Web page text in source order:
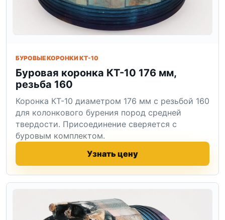
БУРОВЫЕ КОРОНКИ КТ-10
Буровая коронка КТ-10 176 мм,
резьба 160
Коронка КТ-10 диаметром 176 мм с резьбой 160
для колонкового бурения пород средней
твердости. Присоединение сверяется с
буровым комплектом.
Узнать цену